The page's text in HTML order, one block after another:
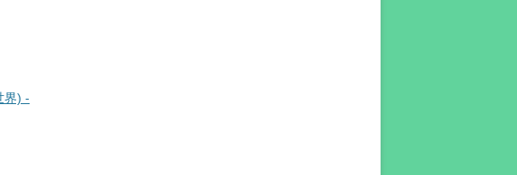
界) -